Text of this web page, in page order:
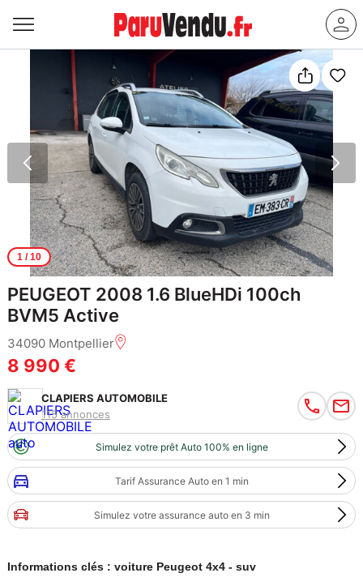
1/ 10
PEUGEOT 2008 1.6 BlueHDi 100ch
BVM5 Active
34090 Montpellier
8 990 €
CLAPIERS AUTOMOBILE
115 annonces
Simulez votre prêt Auto 100% en ligne
Tarif Assurance Auto en 1 min
Simulez votre assurance auto en 3 min
Informations clés : voiture Peugeot 4x4 - suv